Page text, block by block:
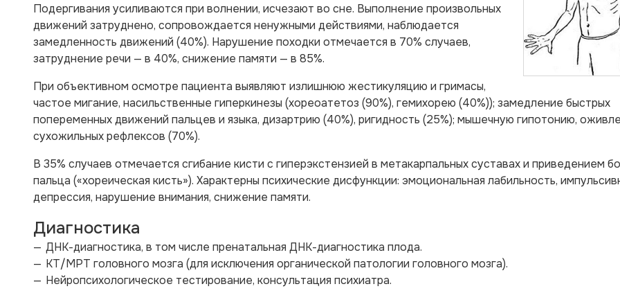
Подергивания усиливаются при волнении, исчезают во сне. Выполнение произвольных
движений затруднено, сопровождается ненужными действиями, наблюдается
замедленность движений (40%). Нарушение походки отмечается в 70% случаев,
затруднение речи — в 40%, снижение памяти — в 85%.
При объективном осмотре пациента выявляют излишнюю жестикуляцию и гримасы,
частое мигание, насильственные гиперкинезы (хореоатетоз (90%), гемихорею (40%)); замедление быстрых
попеременных движений пальцев и языка, дизартрию (40%), ригидность (25%); мышечную гипотонию,
сухожильных рефлексов (70%).
В 35% случаев отмечается сгибание кисти с гиперэкстензией в метакарпальных суставах и приведением
пальца («хореическая кисть»). Характерны психические дисфункции: эмоциональная лабильность,
депрессия, нарушение внимания, снижение памяти.
Диагностика
ДНК-диагностика, в том числе пренатальная ДНК-диагностика плода.
КТ/МРТ головного мозга (для исключения органической патологии головного мозга).
Нейропсихологическое тестирование, консультация психиатра.